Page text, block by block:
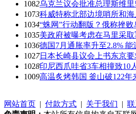
1082乌克兰议会批准总理斯维
1073科威特称北部边境哨所和
1034“蛛网”行动翻版？俄称挫
1035美政府被曝考虑在马里采
1036德国7月通胀率升至2.8%
1027日本长崎县议会上书东京
1028印尼西爪哇省3车相撞致10
1009高温炙烤韩国 釜山破122年
网站首页 | 付款方式 | 关于我们 |